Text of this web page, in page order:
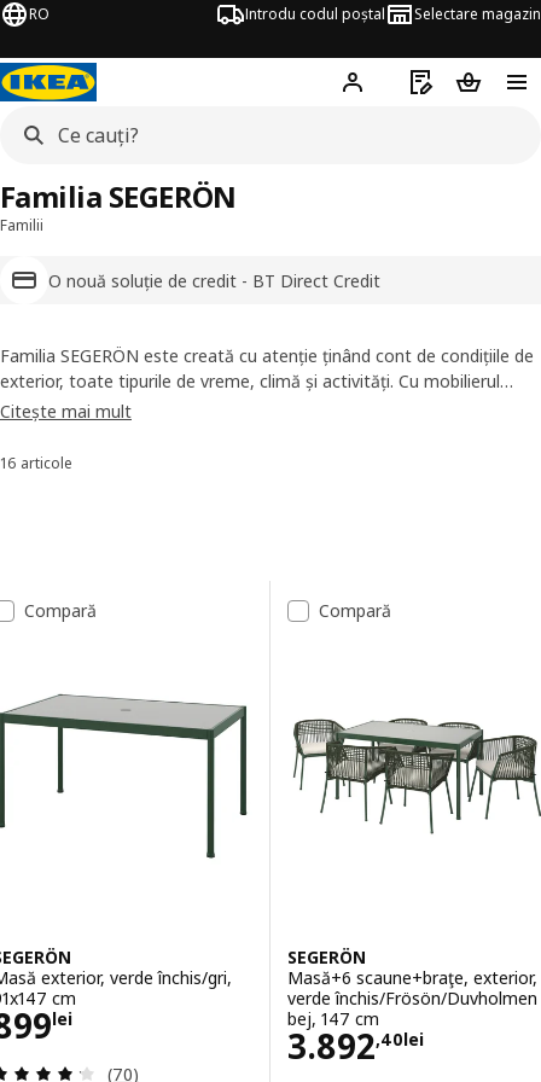
RO Introdu codul poștal Selectare magazin
Hej! Autentifică-te
Listă deCoșul de
Familii
O nouă soluție de credit - BT Direct Credit
Familia SEGERÖN
Familia SEGERÖN este creată cu atenție ținând cont de condițiile de
exterior, toate tipurile de vreme, climă și activități. Cu mobilierul
pentru exterior SEGERÖN te poți bucura de senzația de lux, fără a
Citește mai mult
Sortează și filtrează
16 articole
Lista de rezultate
Compară
exterior, verde închis/gri,
cm
lei
899lei
Evaluare: 4.2 din 5 stele. Total recenzii:
(70)
Compară
SEGERÖN
Masă+6 scaune+braţe, exterior,
verde închis/Frösön/Duvholmen
bej, 147 cm
3.892,40lei
Preţ 3892,40lei